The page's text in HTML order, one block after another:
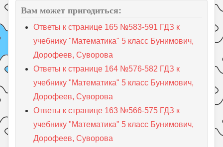
Вам может пригодиться:
Ответы к странице 165 №583-591 ГДЗ к
учебнику "Математика" 5 класс Бунимович,
Дорофеев, Суворова
Ответы к странице 164 №576-582 ГДЗ к
учебнику "Математика" 5 класс Бунимович,
Дорофеев, Суворова
Ответы к странице 163 №566-575 ГДЗ к
учебнику "Математика" 5 класс Бунимович,
Дорофеев, Суворова